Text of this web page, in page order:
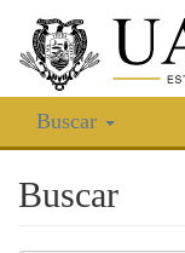
Buscar
Buscar